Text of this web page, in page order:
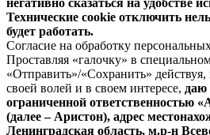
негативно сказаться на удобстве
Технические cookie отключить
будет работать.
Согласие на обработку
Проставляя «галочку» в
«Отправить»/«Сохранить»
своей волей и в своем интересе, даю
ограниченной ответственностью
(далее – Аристон), адрес
Ленинградская область, м.р-н